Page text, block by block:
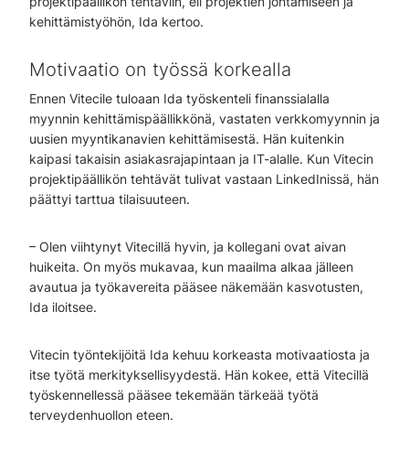
kehittämistyöhön, Ida kertoo.
Motivaatio on työssä korkealla
Ennen Vitecile tuloaan Ida työskenteli finanssialalla
myynnin kehittämispäällikkönä, vastaten verkkomyynnin ja
uusien myyntikanavien kehittämisestä. Hän kuitenkin
kaipasi takaisin asiakasrajapintaan ja IT-alalle. Kun Vitecin
projektipäällikön tehtävät tulivat vastaan LinkedInissä, hän
päättyi tarttua tilaisuuteen.
– Olen viihtynyt Vitecillä hyvin, ja kollegani ovat aivan
huikeita. On myös mukavaa, kun maailma alkaa jälleen
avautua ja työkavereita pääsee näkemään kasvotusten,
Ida iloitsee.
Vitecin työntekijöitä Ida kehuu korkeasta motivaatiosta ja
itse työtä merkityksellisyydestä. Hän kokee, että Vitecillä
työskennellessä pääsee tekemään tärkeää työtä
terveydenhuollon eteen.